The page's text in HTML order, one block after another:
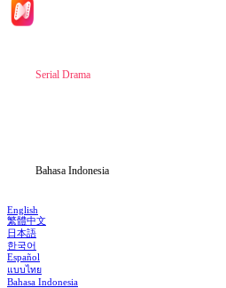
Serial Drama
Bahasa Indonesia
English
繁體中文
日本語
한국어
Español
แบบไทย
Bahasa Indonesia